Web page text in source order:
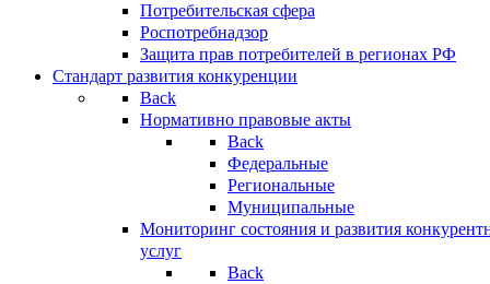
Потребительская сфера
Роспотребнадзор
Защита прав потребителей в регионах РФ
Стандарт развития конкуренции
Back
Нормативно правовые акты
Back
Федеральные
Региональные
Муниципальные
Мониторинг состояния и развития
услуг
Back